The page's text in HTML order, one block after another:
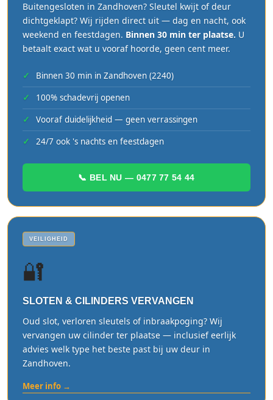
Buitengesloten in Zandhoven? Sleutel kwijt of deur
dichtgeklapt? Wij rijden direct uit — dag en nacht, ook
weekend en feestdagen. Binnen 30 min ter plaatse. U
betaalt exact wat u vooraf hoorde, geen cent meer.
Binnen 30 min in Zandhoven (2240)
100% schadevrij openen
Vooraf duidelijkheid — geen verrassingen
24/7 ook 's nachts en feestdagen
📞 BEL NU — 0477 77 54 44
VEILIGHEID
🔐
SLOTEN & CILINDERS VERVANGEN
Oud slot, verloren sleutels of inbraakpoging? Wij
vervangen uw cilinder ter plaatse — inclusief eerlijk
advies welk type het beste past bij uw deur in
Zandhoven.
Meer info →